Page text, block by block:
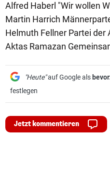
Alfred Haberl "Wir wollen
Martin Harrich
Helmuth Fellner Partei der
Aktas Ramazan
"Heute"auf Google als
festlegen
Jetzt kommentieren